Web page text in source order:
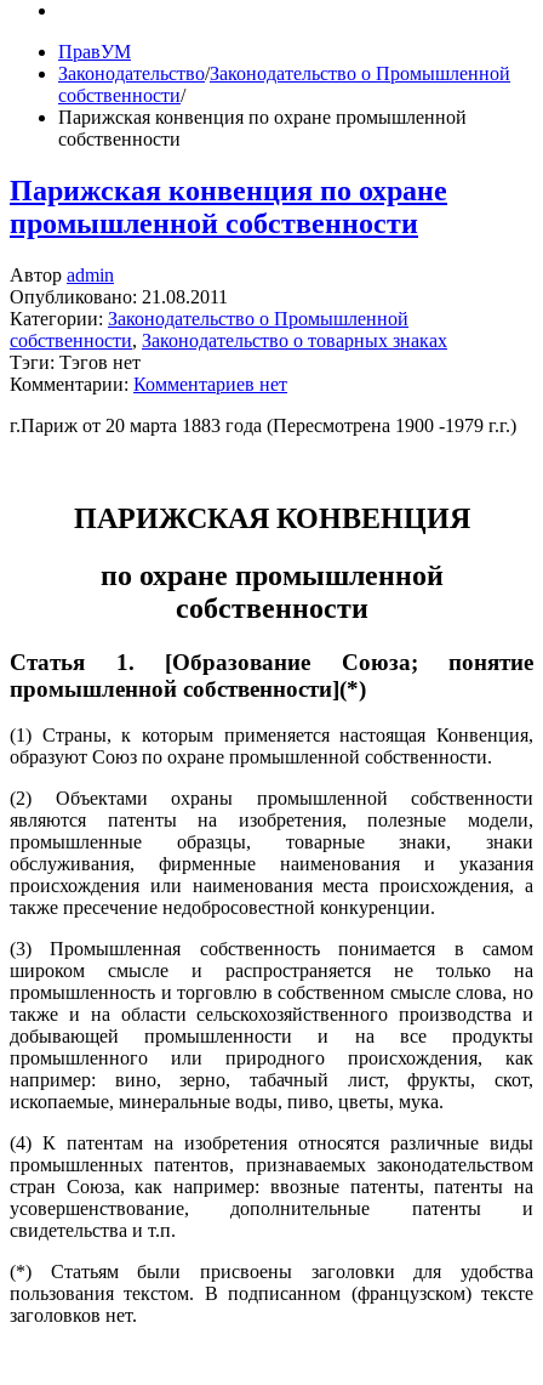
ПравУМ
Законодательство/Законодательство о Промышленной
собственности/
Парижская конвенция по охране промышленной
собственности
Парижская конвенция по охране
промышленной собственности
Автор admin
Опубликовано: 21.08.2011
Категории: Законодательство о Промышленной
собственности, Законодательство о товарных знаках
Тэги: Тэгов нет
Комментарии: Комментариев нет
г.Париж от 20 марта 1883 года (Пересмотрена 1900 -1979 г.г.)
ПАРИЖСКАЯ КОНВЕНЦИЯ
по охране промышленной
собственности
Статья 1. [Образование Союза; понятие
промышленной собственности](*)
(1) Страны, к которым применяется настоящая Конвенция,
образуют Союз по охране промышленной собственности.
(2) Объектами охраны промышленной собственности
являются патенты на изобретения, полезные модели,
промышленные образцы, товарные знаки, знаки
обслуживания, фирменные наименования и указания
происхождения или наименования места происхождения, а
также пресечение недобросовестной конкуренции.
(3) Промышленная собственность понимается в самом
широком смысле и распространяется не только на
промышленность и торговлю в собственном смысле слова, но
также и на области сельскохозяйственного производства и
добывающей промышленности и на все продукты
промышленного или природного происхождения, как
например: вино, зерно, табачный лист, фрукты, скот,
ископаемые, минеральные воды, пиво, цветы, мука.
(4) К патентам на изобретения относятся различные виды
промышленных патентов, признаваемых законодательством
стран Союза, как например: ввозные патенты, патенты на
усовершенствование, дополнительные патенты и
свидетельства и т.п.
(*) Статьям были присвоены заголовки для удобства
пользования текстом. В подписанном (французском) тексте
заголовков нет.